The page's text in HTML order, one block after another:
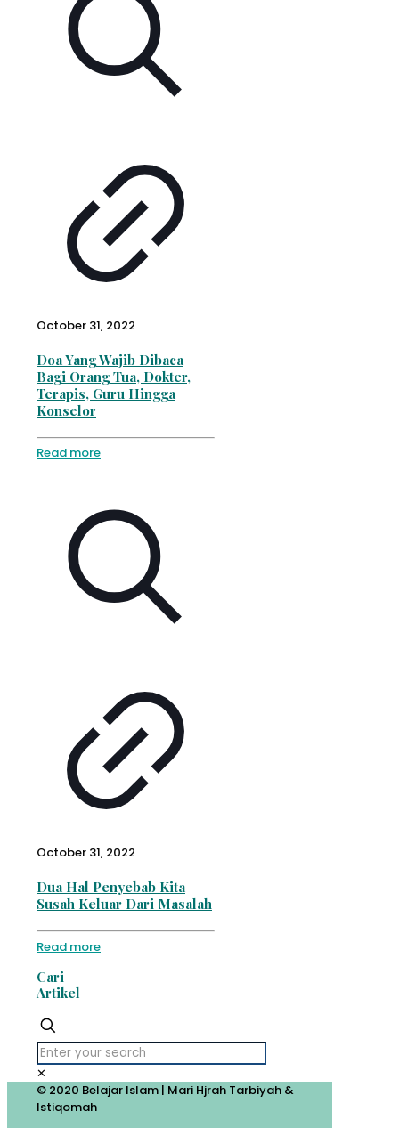
October 31, 2022
Doa Yang Wajib Dibaca
Bagi Orang Tua, Dokter,
Terapis, Guru Hingga
Konselor
Read more
October 31, 2022
Dua Hal Penyebab Kita
Susah Keluar Dari Masalah
Read more
Cari
Artikel
✕
© 2020 Belajar Islam | Mari Hjrah Tarbiyah &
Istiqomah